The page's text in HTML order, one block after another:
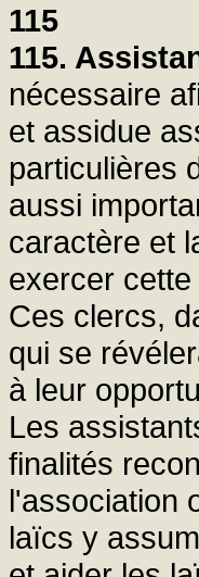
115
115.
nécessaire
et assidue
particulières
aussi
caractère et
exercer
Ces clercs,
qui se
à leur
Les
finalités
l'association
laïcs y